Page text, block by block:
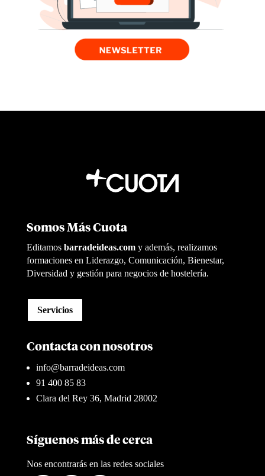
Somos Más Cuota
Editamosbarradeideas.com y además, realizamos
formaciones en Liderazgo, Comunicación, Bienestar,
Diversidad y gestión para negocios de hostelería.
Servicios
Contacta con nosotros
info@barradeideas.com
91 400 85 83
Clara del Rey 36, Madrid 28002
Síguenos más de cerca
Nos encontrarás en las redes sociales